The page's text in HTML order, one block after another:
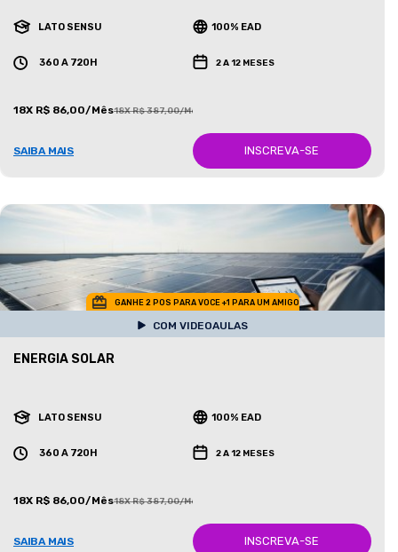
LATO SENSU 100% EAD
360 A 720H 2 A 12 MESES
18X R$ 86,00/Mês18X R$ 387,00/Mês
SAIBA MAIS INSCREVA-SE
GANHE 2 POS PARA VOCE +1 PARA UM AMIGO
COM VIDEOAULAS
ENERGIA SOLAR
LATO SENSU 100% EAD
360 A 720H 2 A 12 MESES
18X R$ 86,00/Mês18X R$ 387,00/Mês
SAIBA MAIS INSCREVA-SE